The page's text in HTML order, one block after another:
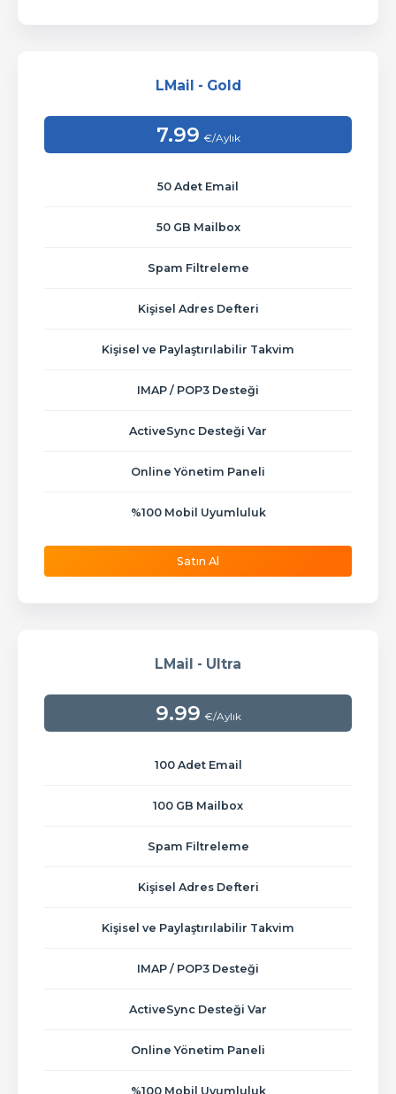
LMail - Gold
7.99 €/Aylık
50 Adet Email
50 GB Mailbox
Spam Filtreleme
Kişisel Adres Defteri
Kişisel ve Paylaştırılabilir Takvim
IMAP / POP3 Desteği
ActiveSync Desteği Var
Online Yönetim Paneli
%100 Mobil Uyumluluk
Satın Al
LMail - Ultra
9.99 €/Aylık
100 Adet Email
100 GB Mailbox
Spam Filtreleme
Kişisel Adres Defteri
Kişisel ve Paylaştırılabilir Takvim
IMAP / POP3 Desteği
ActiveSync Desteği Var
Online Yönetim Paneli
%100 Mobil Uyumluluk